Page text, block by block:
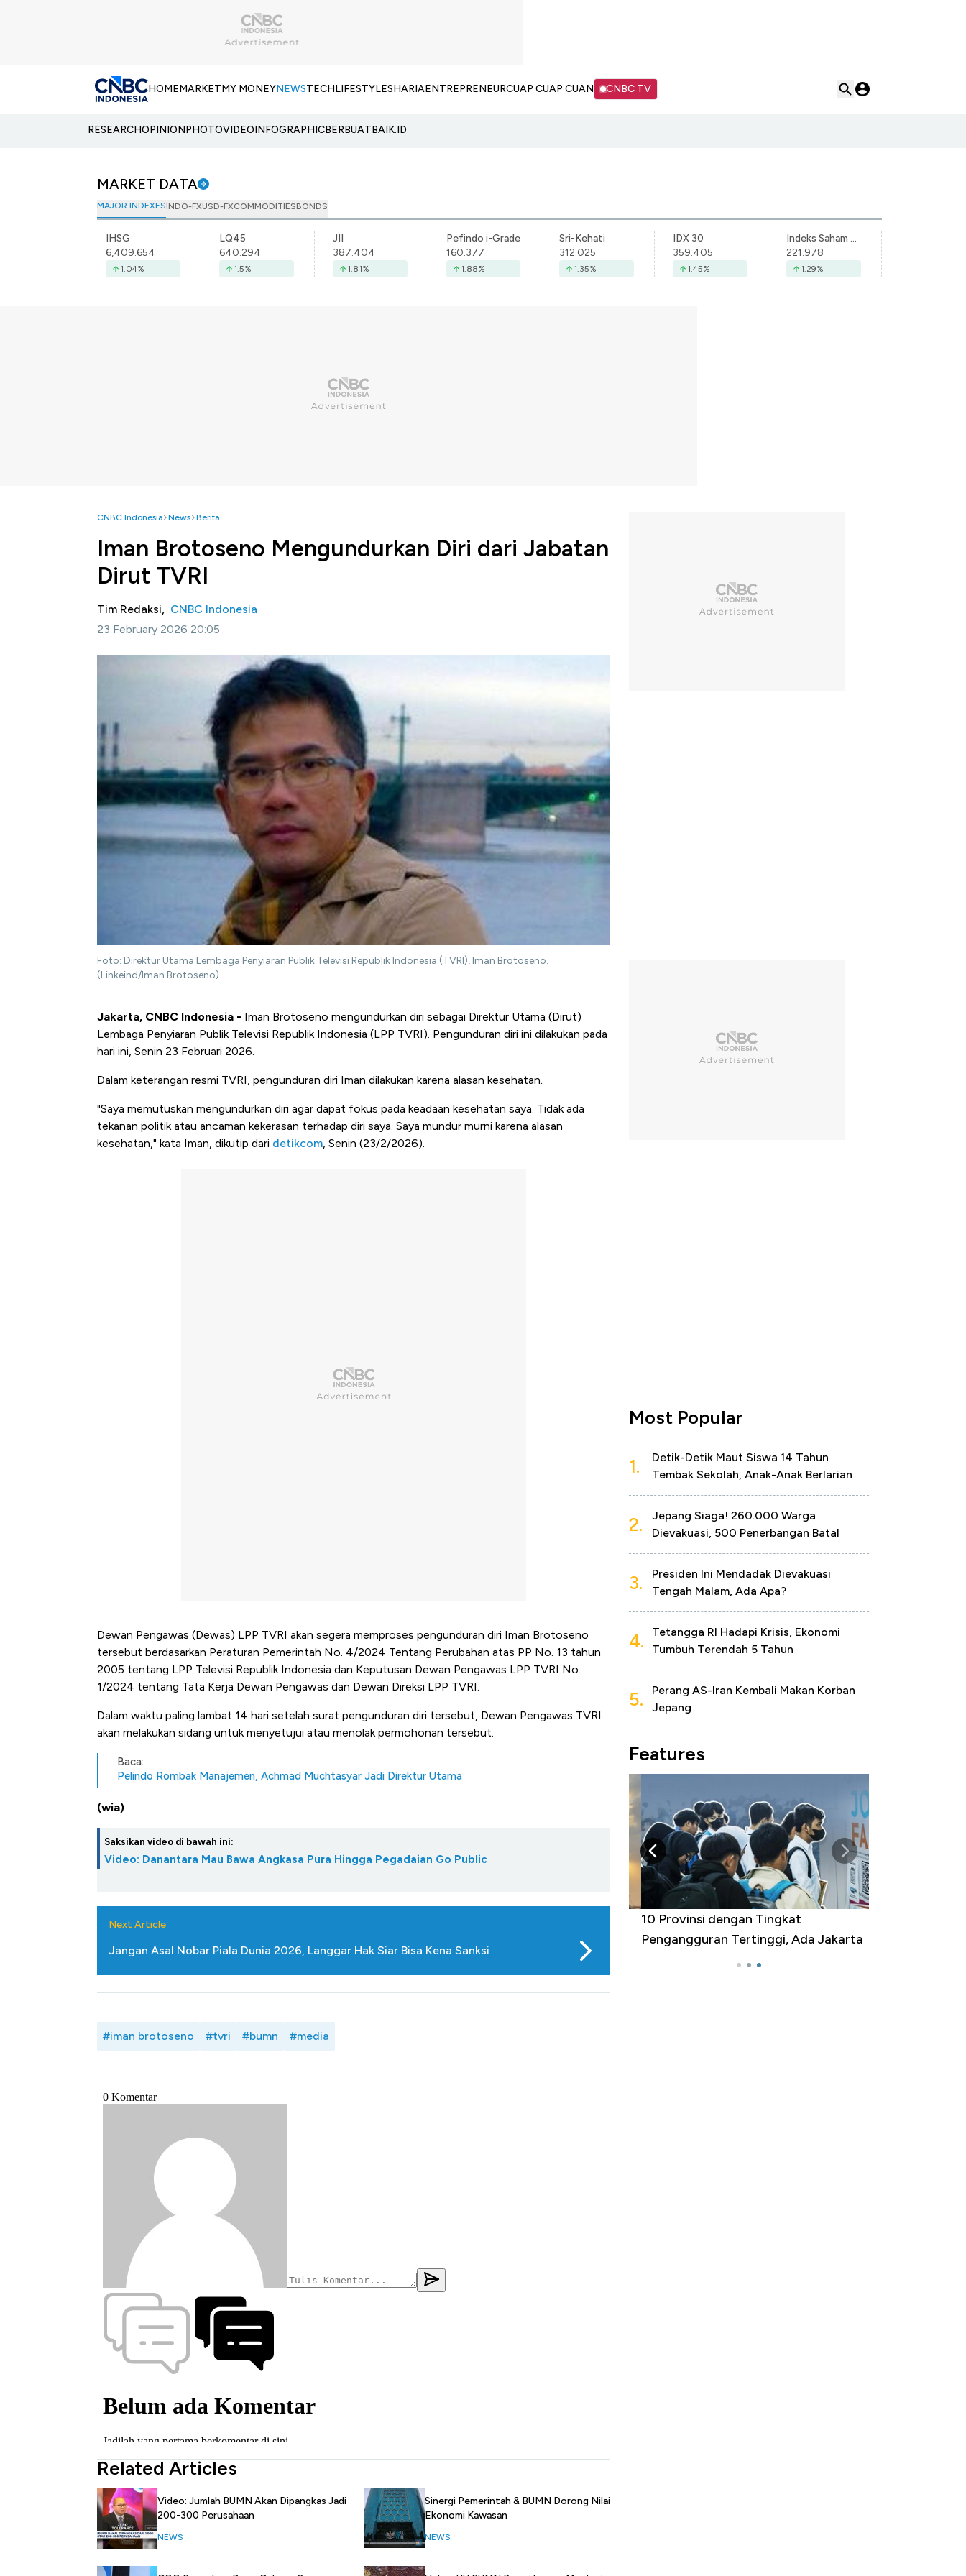
HOMEMARKETMY MONEYNEWSTECHLIFESTYLESHARIAENTREPRENEURCUAP CUAP CUAN CNBC TV
RESEARCHOPINIONPHOTOVIDEOINFOGRAPHICBERBUATBAIK.ID
MARKET DATA
MAJOR INDEXESINDO-FXUSD-FXCOMMODITIESBONDS
IHSG
6,409.654
1.04%
LQ45
640.294
1.5%
JII
387.404
1.81%
Pefindo i-Grade
160.377
1.88%
Sri-Kehati
312.025
1.35%
IDX 30
359.405
1.45%
Indeks Saham Syariah Indonesia
221.978
1.29%
CNBC Indonesia News Berita
Iman Brotoseno Mengundurkan Diri dari Jabatan
Dirut TVRI
Tim Redaksi, CNBC Indonesia
23 February 2026 20:05
Foto: Direktur Utama Lembaga Penyiaran Publik Televisi Republik Indonesia (TVRI), Iman Brotoseno.
(Linkeind/Iman Brotoseno)
Jakarta, CNBC Indonesia - Iman Brotoseno mengundurkan diri sebagai Direktur Utama (Dirut)
Lembaga Penyiaran Publik Televisi Republik Indonesia (LPP TVRI). Pengunduran diri ini dilakukan pada
hari ini, Senin 23 Februari 2026.
Dalam keterangan resmi TVRI, pengunduran diri Iman dilakukan karena alasan kesehatan.
"Saya memutuskan mengundurkan diri agar dapat fokus pada keadaan kesehatan saya. Tidak ada
tekanan politik atau ancaman kekerasan terhadap diri saya. Saya mundur murni karena alasan
kesehatan," kata Iman, dikutip dari detikcom, Senin (23/2/2026).
Dewan Pengawas (Dewas) LPP TVRI akan segera memproses pengunduran diri Iman Brotoseno
tersebut berdasarkan Peraturan Pemerintah No. 4/2024 Tentang Perubahan atas PP No. 13 tahun
2005 tentang LPP Televisi Republik Indonesia dan Keputusan Dewan Pengawas LPP TVRI No.
1/2024 tentang Tata Kerja Dewan Pengawas dan Dewan Direksi LPP TVRI.
Dalam waktu paling lambat 14 hari setelah surat pengunduran diri tersebut, Dewan Pengawas TVRI
akan melakukan sidang untuk menyetujui atau menolak permohonan tersebut.
Baca:
Pelindo Rombak Manajemen, Achmad Muchtasyar Jadi Direktur Utama
(wia)
Saksikan video di bawah ini:
Video: Danantara Mau Bawa Angkasa Pura Hingga Pegadaian Go Public
Next Article
Jangan Asal Nobar Piala Dunia 2026, Langgar Hak Siar Bisa Kena Sanksi
#iman brotoseno #tvri #bumn #media
Related Articles
Video: Jumlah BUMN Akan Dipangkas Jadi
200-300 Perusahaan
NEWS
Sinergi Pemerintah & BUMN Dorong Nilai
Ekonomi Kawasan
NEWS
Most Popular
1.
Detik-Detik Maut Siswa 14 Tahun
Tembak Sekolah, Anak-Anak Berlarian
2.
Jepang Siaga! 260.000 Warga
Dievakuasi, 500 Penerbangan Batal
3.
Presiden Ini Mendadak Dievakuasi
Tengah Malam, Ada Apa?
4.
Tetangga RI Hadapi Krisis, Ekonomi
Tumbuh Terendah 5 Tahun
5.
Perang AS-Iran Kembali Makan Korban
Jepang
Features
Kongo Tutup Keran Ekspor, Harga
Mana yang Cuannya Paling Menyala?
10 Provinsi dengan Tingkat
Pengangguran Tertinggi, Ada Jakarta